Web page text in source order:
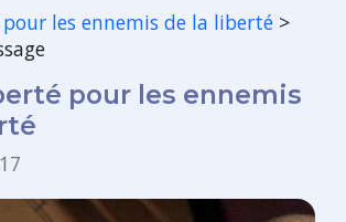
les ennemis de la liberté >
pour les ennemis